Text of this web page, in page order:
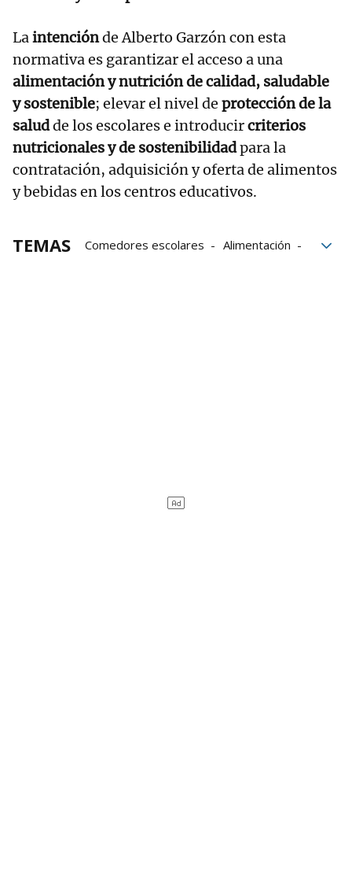
Laintenciónde Alberto Garzón con esta
normativa es garantizar el acceso a una
alimentación y nutrición de calidad, saludable
y sostenible; elevar el nivel de protección de la
saludde los escolares e introducircriterios
nutricionales y de sostenibilidadpara la
contratación, adquisición y oferta de alimentos
y bebidas en los centros educativos.
TEMAS Comedores escolares
Alimentación